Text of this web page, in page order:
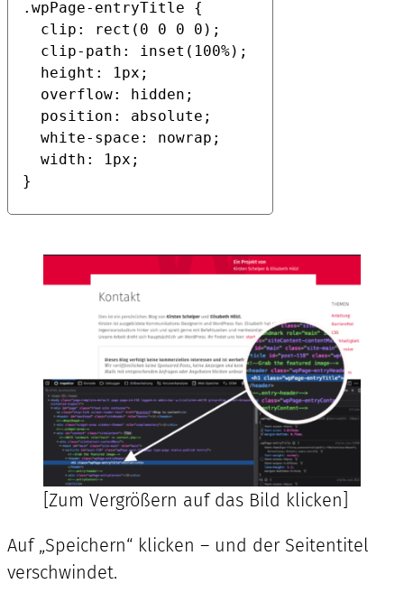
.wpPage-entryTitle {
  white-space: nowrap;
  width: 1px;
}
[Zum Vergrößern auf das Bild klicken]
Auf „Speichern“ klicken – und der Seitentitel
verschwindet.